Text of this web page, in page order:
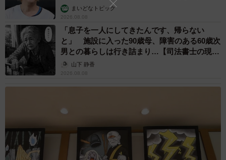
まいどなトピック
2026.08.08
「息子を一人にしてきたんです、帰らない
と」 施設に入った90歳母、障害のある60歳次
男との暮らしは行き詰まり…【司法書士の現場
から】山下 静香
2026.08.08